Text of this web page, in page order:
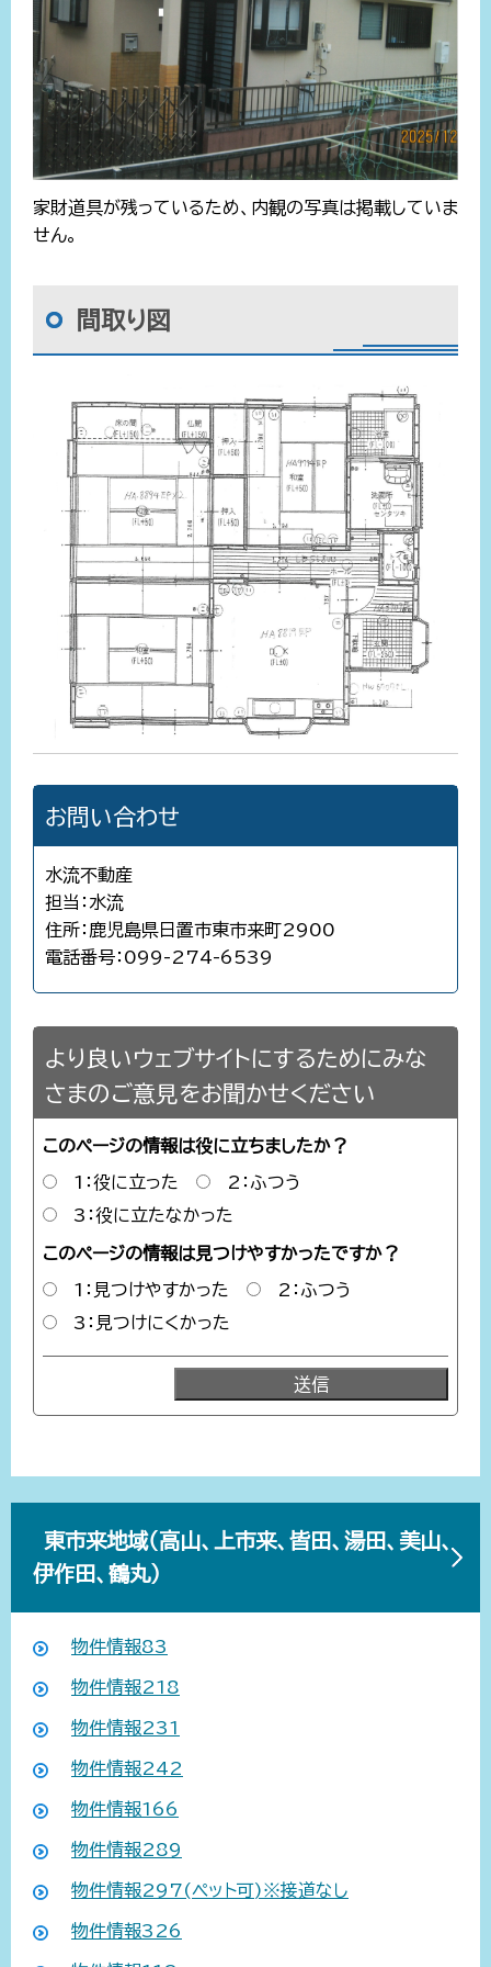
家財道具が残っているため、内観の写真は掲載していま
せん。
間取り図
お問い合わせ
水流不動産
担当：水流
住所：鹿児島県日置市東市来町2900
電話番号：099-274-6539
より良いウェブサイトにするためにみな
さまのご意見をお聞かせください
このページの情報は役に立ちましたか？
1：役に立った
2：ふつう
3：役に立たなかった
このページの情報は見つけやすかったですか？
1：見つけやすかった
2：ふつう
3：見つけにくかった
東市来地域（高山、上市来、皆田、湯田、美山、
伊作田、鶴丸）
物件情報83
物件情報218
物件情報231
物件情報242
物件情報166
物件情報289
物件情報297(ペット可)※接道なし
物件情報326